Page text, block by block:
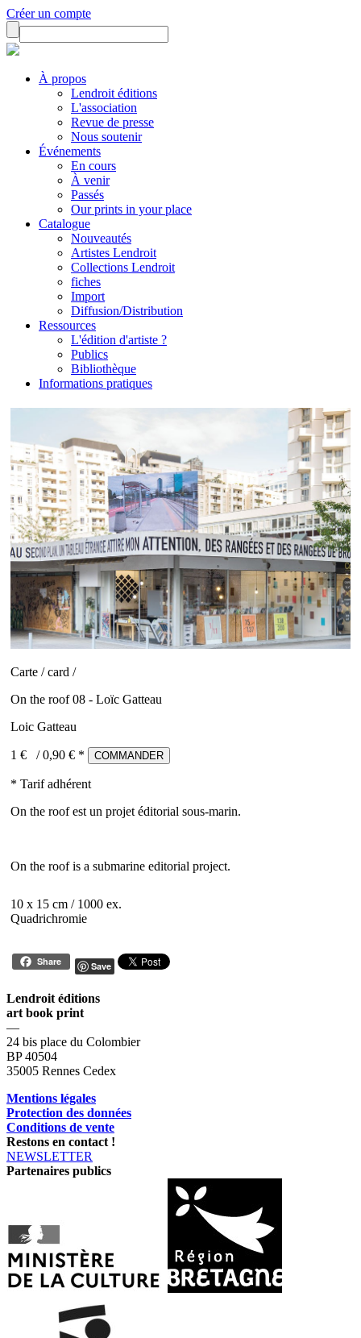
Créer un compte
À propos
Lendroit éditions
L'association
Revue de presse
Nous soutenir
Événements
En cours
À venir
Passés
Our prints in your place
Catalogue
Nouveautés
Artistes Lendroit
Collections Lendroit
fiches
Import
Diffusion/Distribution
Ressources
L'édition d'artiste ?
Publics
Bibliothèque
Informations pratiques
Carte / card /
On the roof 08 - Loïc Gatteau
Loic Gatteau
1 € /0,90 € * COMMANDER
* Tarif adhérent
On the roof est un projet éditorial sous-marin.
On the roof is a submarine editorial project.
10 x 15 cm / 1000 ex.
Quadrichromie
Share Save
Lendroit éditions
art book print
—
24 bis place du Colombier
BP 40504
35005 Rennes Cedex
Mentions légales
Protection des données
Conditions de vente
Restons en contact !
NEWSLETTER
Partenaires publics